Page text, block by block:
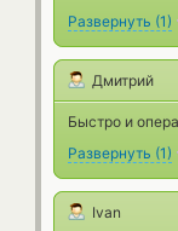
Развернуть (1)
Дмитрий
Быстро и
Развернуть (1)
Ivan